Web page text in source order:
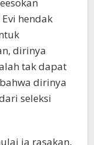
hendak
dirinya
tak dapat
dirinya
seleksi
ia rasakan,